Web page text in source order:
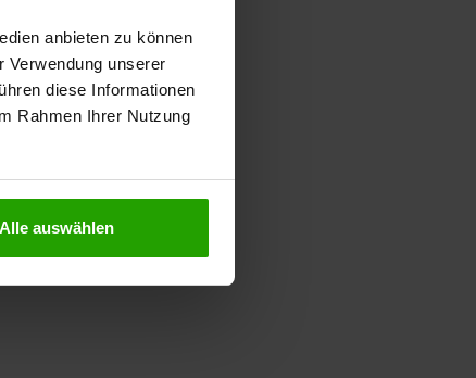
anbieten zu können
Verwendung unserer
diese Informationen
Rahmen Ihrer Nutzung
Alle auswählen